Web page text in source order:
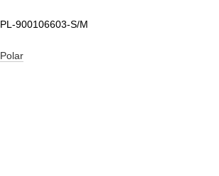
PL-900106603-S/M
Polar